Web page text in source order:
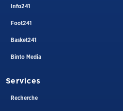
Info241
Foot241
Basket241
Binto Media
Services
Recherche